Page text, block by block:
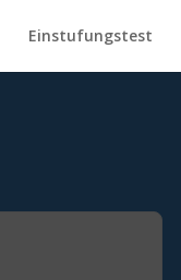
Einstufungstest